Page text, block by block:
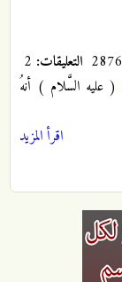
التعليقات:
( عليه السَّلام ) أنهُ
اقرأ المزيد